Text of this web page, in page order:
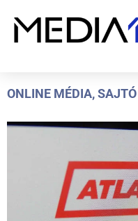
ONLINE MÉDIA,SAJTÓ